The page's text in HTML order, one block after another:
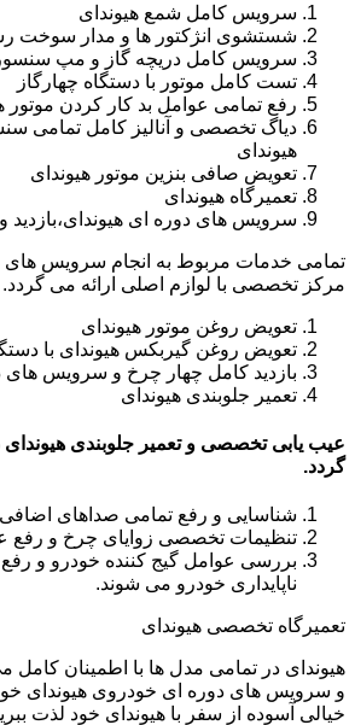
سرویس کامل شمع هیوندای
شستشوی انژکتور ها و مدار سوخت
سرویس کامل دریچه گاز و مپ سنسور
تست کامل موتور با دستگاه چهارگاز
رفع تمامی عوامل بد کار کردن موتور
دیاگ تخصصی و آنالیز کامل تمامی
هیوندای
تعویض صافی بنزین موتور هیوندای
تعمیرگاه هیوندای
سرویس های دوره ای هیوندای،بازدید
تمامی خدمات مربوط به انجام سرویس های
مرکز تخصصی با لوازم اصلی ارائه می گردد.
تعویض روغن موتور هیوندای
تعویض روغن گیربکس هیوندای با
بازدید کامل چهار چرخ و سرویس های
تعمیر جلوبندی هیوندای
عیب یابی تخصصی و تعمیر جلوبندی هیوندای
گردد.
شناسایی و رفع تمامی صداهای
تنظیمات تخصصی زوایای چرخ و رفع
بررسی عوامل گیج کننده خودرو و
ناپایداری خودرو می شوند.
تعمیرگاه تخصصی هیوندای
هیوندای در تمامی مدل ها با اطمینان کامل
و سرویس های دوره ای خودروی هیوندای خود
خیالی آسوده از سفر با هیوندای خود لذت